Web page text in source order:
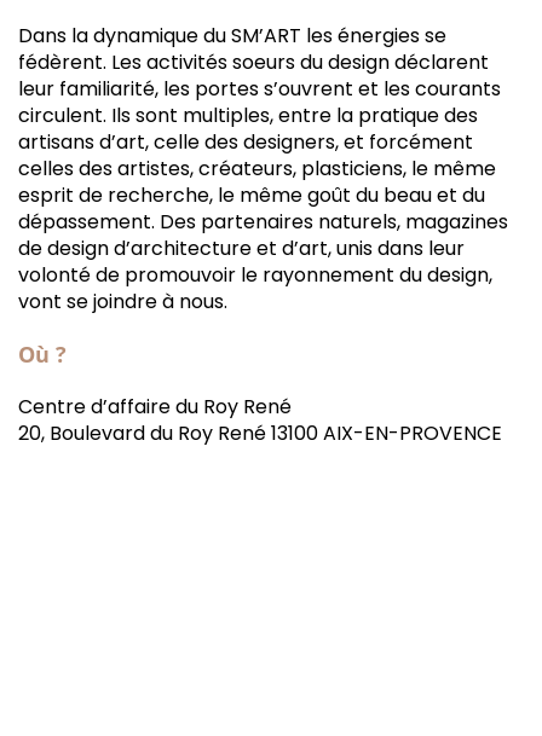
Dans la dynamique du SM’ART les énergies se
fédèrent. Les activités soeurs du design déclarent
leur familiarité, les portes s’ouvrent et les courants
circulent. Ils sont multiples, entre la pratique des
artisans d’art, celle des designers, et forcément
celles des artistes, créateurs, plasticiens, le même
esprit de recherche, le même goût du beau et du
dépassement. Des partenaires naturels, magazines
de design d’architecture et d’art, unis dans leur
volonté de promouvoir le rayonnement du design,
vont se joindre à nous.
Où ?
Centre d’affaire du Roy René
20, Boulevard du Roy René 13100 AIX-EN-PROVENCE